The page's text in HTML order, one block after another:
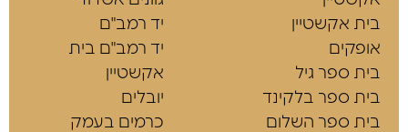
בית אקשטיין
אופקים
בית ספר גיל
בית ספר בלקינד
בית ספר השלום
יד רמב"ם
יד רמב"ם בית
אקשטיין
יובלים
כרמים בעמק